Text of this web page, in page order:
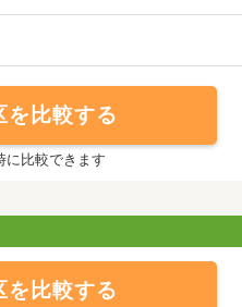
を比較する
に比較できます
を比較する